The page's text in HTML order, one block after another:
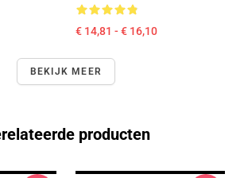
€ 14,81 - € 16,10
BEKIJK MEER
producten